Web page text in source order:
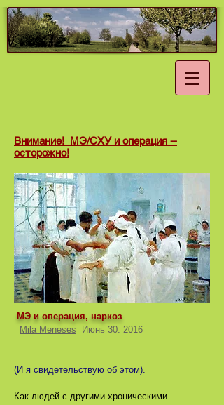
Внимание! МЭ/СХУ и операция --
осторожно!
МЭ и операция, наркоз
Mila Meneses Июнь 30. 2016
(И я свидетельствую об этом).
Как людей с другими хроническими